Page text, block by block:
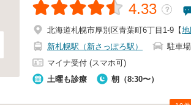
4.33 ？
北海道札幌市厚別区青葉町6丁目1-9 【地
新札幌駅（新さっぽろ駅）
駐車
マイナ受付 (スマホ可)
土曜も診療
朝（8:30〜）